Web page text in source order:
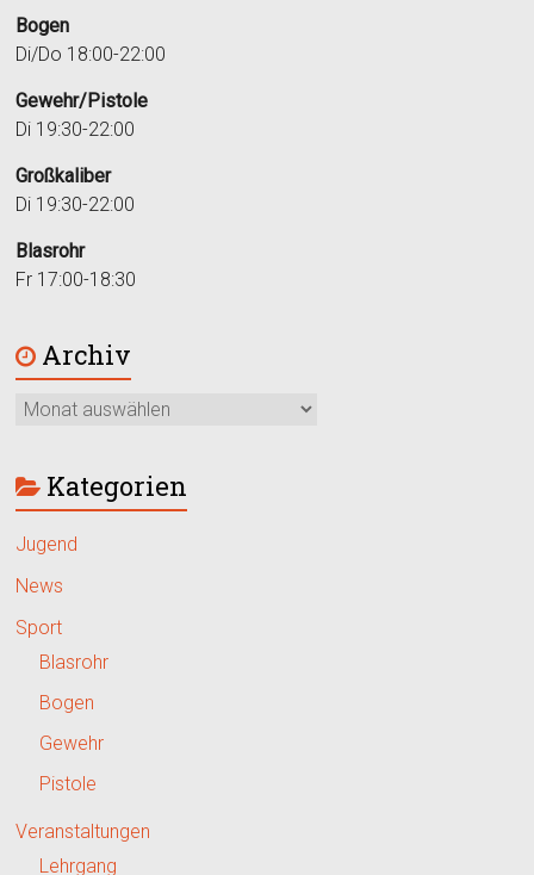
Bogen
Di/Do 18:00-22:00
Gewehr/Pistole
Di 19:30-22:00
Großkaliber
Di 19:30-22:00
Blasrohr
Fr 17:00-18:30
Archiv
Kategorien
Jugend
News
Sport
Blasrohr
Bogen
Gewehr
Pistole
Veranstaltungen
Lehrgang